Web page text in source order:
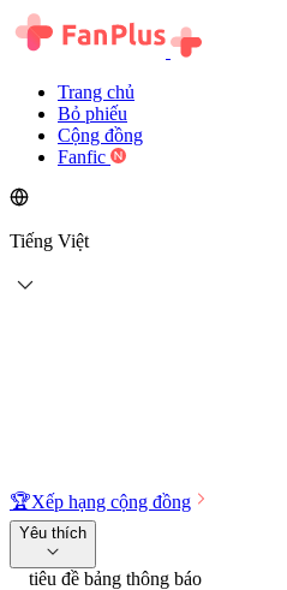
Trang chủ
Bỏ phiếu
Cộng đồng
Fanfic
Tiếng Việt
🏆Xếp hạng cộng đồng
Yêu thích
tiêu đề bảng thông báo